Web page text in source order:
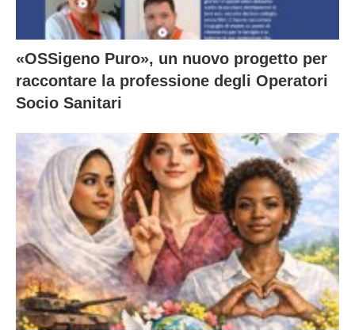
«OSSigeno Puro», un nuovo progetto per
raccontare la professione degli Operatori
Socio Sanitari